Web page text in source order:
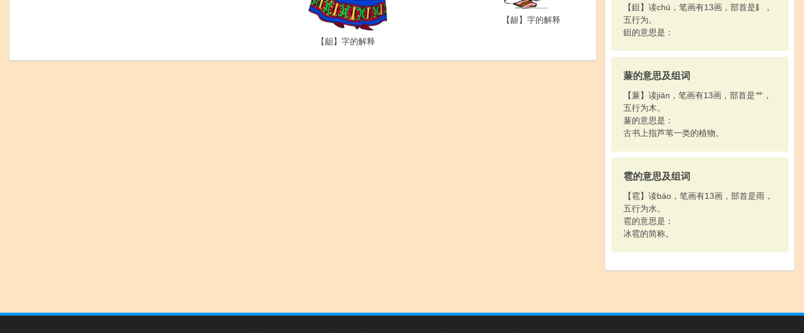
【龃】字的解释
【龈】字的解释
【鉏】读chú，笔画有13画，部首是釒，
五行为。
鉏的意思是：
蒹的意思及组词
【蒹】读jiān，笔画有13画，部首是艹，
五行为木。
蒹的意思是：
古书上指芦苇一类的植物。
雹的意思及组词
【雹】读báo，笔画有13画，部首是雨，
五行为水。
雹的意思是：
冰雹的简称。